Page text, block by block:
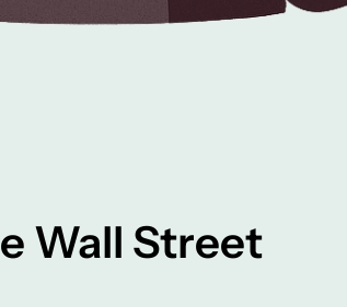
Wall Street